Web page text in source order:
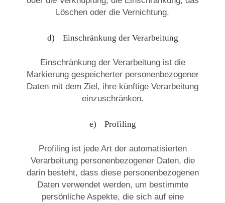
Löschen oder die Vernichtung.
d) Einschränkung der Verarbeitung
Einschränkung der Verarbeitung ist die
Markierung gespeicherter personenbezogener
Daten mit dem Ziel, ihre künftige Verarbeitung
einzuschränken.
e) Profiling
Profiling ist jede Art der automatisierten
Verarbeitung personenbezogener Daten, die
darin besteht, dass diese personenbezogenen
Daten verwendet werden, um bestimmte
persönliche Aspekte, die sich auf eine